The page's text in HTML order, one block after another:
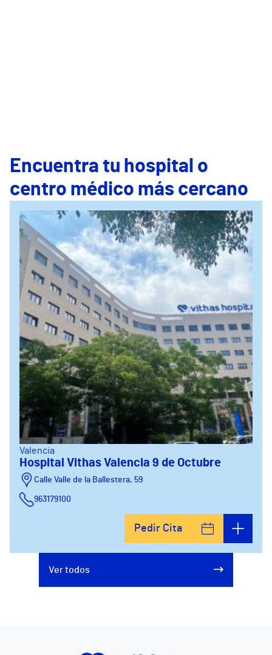
Encuentra tu hospital o
centro médico más cercano
Valencia
Hospital Vithas Valencia 9 de Octubre
Calle Valle de la Ballestera, 59
963179100
Pedir Cita
Ver todos